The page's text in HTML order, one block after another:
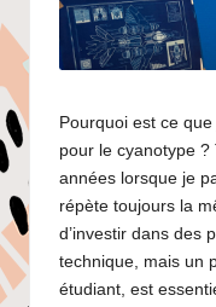
Pourquoi est ce
pour le cyanotype ?
années lorsque je
répète toujours la
d’investir dans des
technique, mais un
étudiant, est